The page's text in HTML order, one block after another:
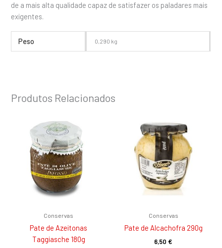
de a mais alta qualidade capaz de satisfazer os paladares mais
exigentes.
Peso 0,290 kg
Produtos Relacionados
Conservas
Pate de Azeitonas
Taggiasche 180g
Conservas
Pate de Alcachofra 290g
6,50 €